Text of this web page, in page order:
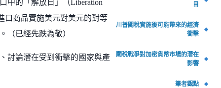
中的「解放日」（Liberation
口商品實施美元對美元的對等
（已經先跌為敬）
討論潛在受到衝擊的國家與產
目
川普關稅實施後可能帶來的經濟
衝擊
關稅戰爭對加密貨幣市場的潛在
影響
筆者觀點